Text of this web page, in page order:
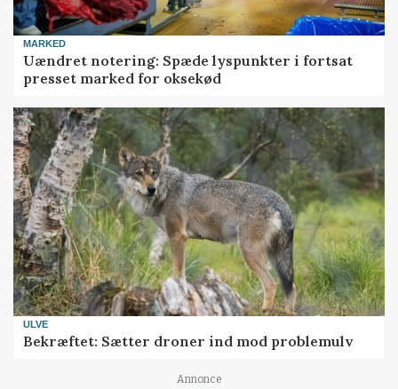
MARKED
Uændret notering: Spæde lyspunkter i fortsat
presset marked for oksekød
ULVE
Bekræftet: Sætter droner ind mod problemulv
Annonce